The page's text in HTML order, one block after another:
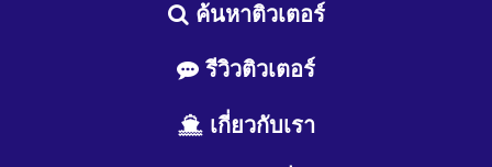
ค้นหาติวเตอร์
รีวิวติวเตอร์
เกี่ยวกับเรา